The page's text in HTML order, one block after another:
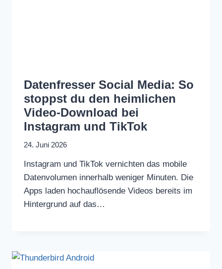
Datenfresser Social Media: So
stoppst du den heimlichen
Video-Download bei
Instagram und TikTok
24. Juni 2026
Instagram und TikTok vernichten das mobile
Datenvolumen innerhalb weniger Minuten. Die
Apps laden hochauflösende Videos bereits im
Hintergrund auf das…